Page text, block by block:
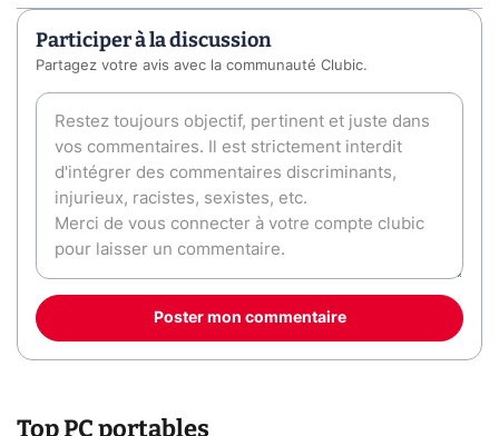
Participer à la discussion
Partagez votre avis avec la communauté Clubic.
Poster mon commentaire
Top PC portables